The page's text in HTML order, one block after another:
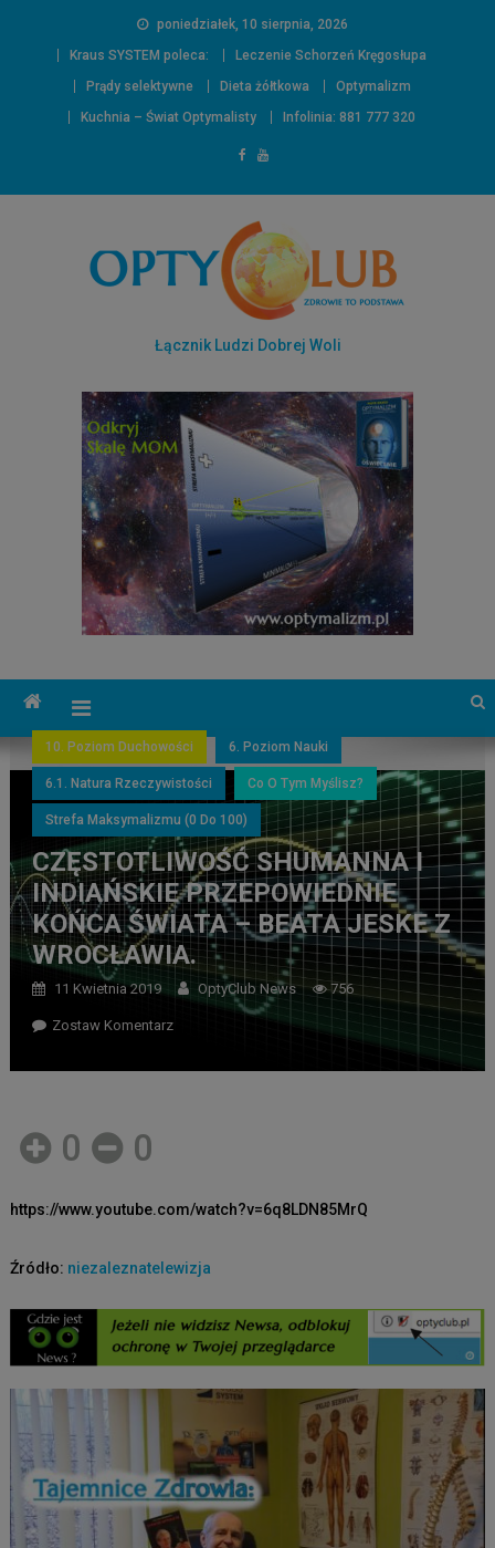
poniedziałek, 10 sierpnia, 2026
Kraus SYSTEM poleca:
Leczenie Schorzeń Kręgosłupa
Prądy selektywne
Dieta żółtkowa
Optymalizm
Kuchnia – Świat Optymalisty
Infolinia: 881 777 320
Łącznik Ludzi Dobrej Woli
10. Poziom Duchowości 6. Poziom Nauki
6.1. Natura Rzeczywistości Co O Tym Myślisz?
Strefa Maksymalizmu (0 Do 100)
CZĘSTOTLIWOŚĆ SHUMANNA I
INDIAŃSKIE PRZEPOWIEDNIE
KOŃCA ŚWIATA – BEATA JESKE Z
WROCŁAWIA.
11 Kwietnia 2019 OptyClub News 756
Zostaw Komentarz
0 0
https://www.youtube.com/watch?v=6q8LDN85MrQ
Źródło: niezaleznatelewizja